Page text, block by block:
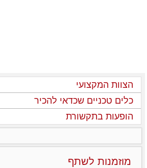
הצוות המקצועי
כלים טכניים שכדאי להכיר
הופעות בתקשורת
מוזמנות לשתף